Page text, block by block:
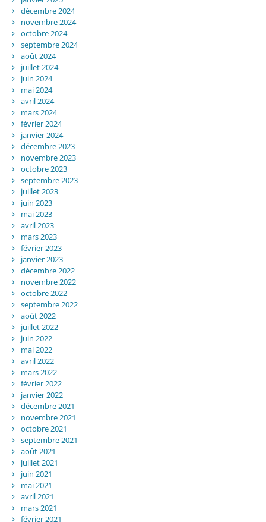
décembre 2024
novembre 2024
octobre 2024
septembre 2024
août 2024
juillet 2024
juin 2024
mai 2024
avril 2024
mars 2024
février 2024
janvier 2024
décembre 2023
novembre 2023
octobre 2023
septembre 2023
juillet 2023
juin 2023
mai 2023
avril 2023
mars 2023
février 2023
janvier 2023
décembre 2022
novembre 2022
octobre 2022
septembre 2022
août 2022
juillet 2022
juin 2022
mai 2022
avril 2022
mars 2022
février 2022
janvier 2022
décembre 2021
novembre 2021
octobre 2021
septembre 2021
août 2021
juillet 2021
juin 2021
mai 2021
avril 2021
mars 2021
février 2021